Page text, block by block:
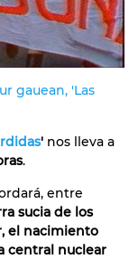
gauean, 'Las
' nos lleva a
.
entre
sucia de los
el nacimiento
central nuclear